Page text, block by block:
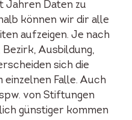
Jahren Daten zu
können wir dir alle
aufzeigen. Je nach
Ausbildung,
sich die
Falle. Auch
von Stiftungen
günstiger kommen